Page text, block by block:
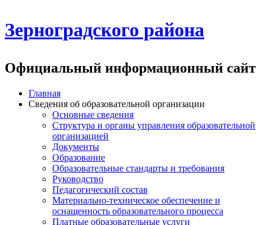
Зерноградского района
Официальный информационный сайт
Главная
Сведения об образовательной организации
Основные сведения
Структура и органы управления образовательной
организацией
Документы
Образование
Образовательные стандарты и требования
Руководство
Педагогический состав
Материально-техническое обеспечение и
оснащенность образовательного процесса
Платные образовательные услуги